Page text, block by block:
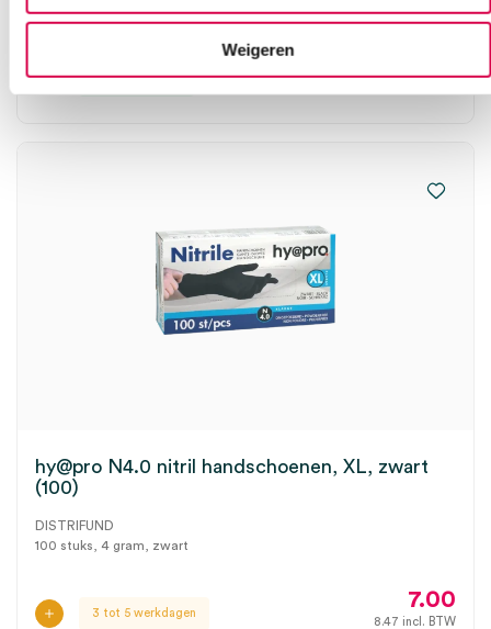
Weigeren
100 stuks, 4 gram, zwart
Direct leverbaar
hy@pro N4.0 nitril handschoenen, XL, zwart
(100)
DISTRIFUND
100 stuks, 4 gram, zwart
3 tot 5 werkdagen
7.00
8.47 incl. BTW